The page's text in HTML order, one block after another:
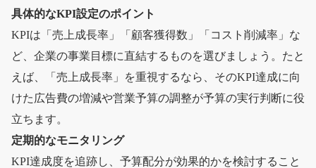
具体的なKPI設定のポイント
KPIは「売上成長率」「顧客獲得数」「コスト削減率」な
ど、企業の事業目標に直結するものを選びましょう。たと
えば、「売上成長率」を重視するなら、そのKPI達成に向
けた広告費の増減や営業予算の調整が予算の実行判断に役
立ちます。
定期的なモニタリング
KPI達成度を追跡し、予算配分が効果的かを検討すること